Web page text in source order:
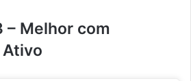
– Melhor com